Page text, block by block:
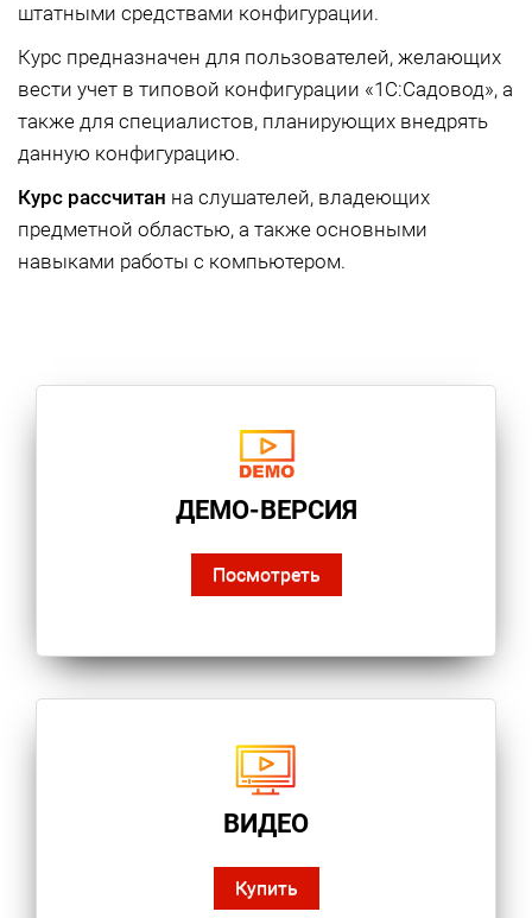
штатными средствами конфигурации.
Курс предназначен для пользователей, желающих
вести учет в типовой конфигурации «1С:Садовод», а
также для специалистов, планирующих внедрять
данную конфигурацию.
Курс рассчитан на слушателей, владеющих
предметной областью, а также основными
навыками работы с компьютером.
ДЕМО-ВЕРСИЯ
Посмотреть
ВИДЕО
Купить